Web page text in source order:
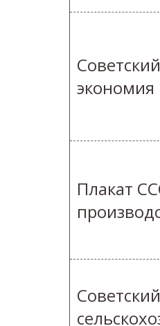
экономия
Плакат